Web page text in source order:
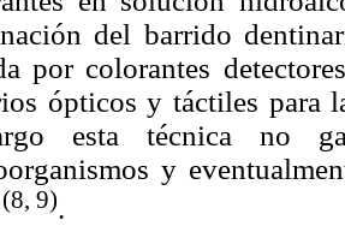
del barrido
por colorantes
ópticos y táctiles para
esta técnica no
y
(8, 9).